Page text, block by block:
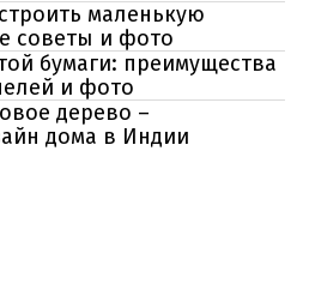
маленькую
советы и фото
бумаги: преимущества
и фото
дерево –
дома в Индии